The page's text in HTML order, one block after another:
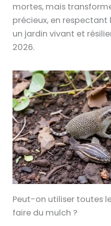
mortes, mais
précieux, en
un jardin vivant et
2026.
Peut-on utiliser toutes
faire du mulch ?